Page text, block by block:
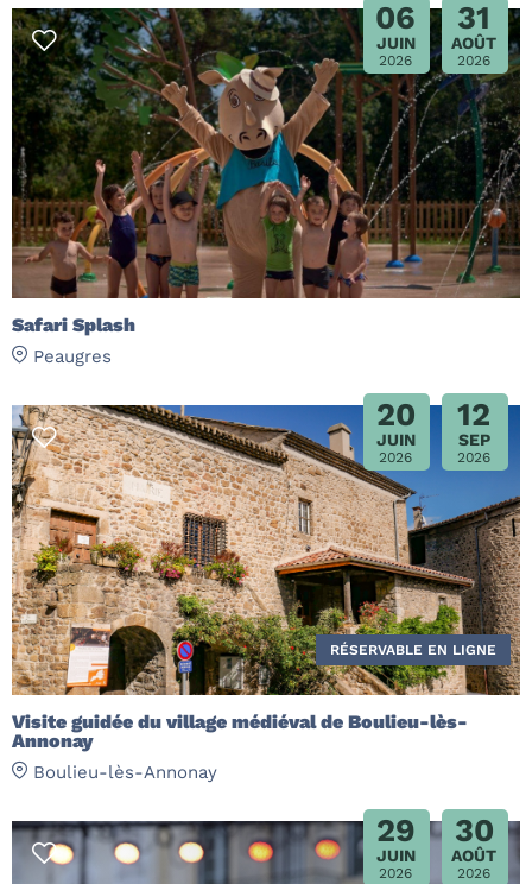
06
JUIN
2026
31
AOÛT
2026
Safari Splash
Peaugres
20
JUIN
2026
12
SEP
2026
Visite guidée du village médiéval de Boulieu-lès-
Annonay
Boulieu-lès-Annonay
RÉSERVABLE EN LIGNE
29
JUIN
2026
30
AOÛT
2026